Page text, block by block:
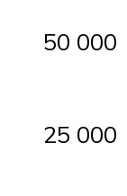
50 000
25 000